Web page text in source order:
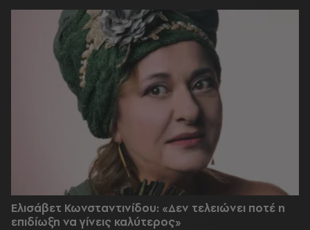
Ελισάβετ Κωνσταντινίδου: «Δεν τελειώνει ποτέ η
επιδίωξη να γίνεις καλύτερος»